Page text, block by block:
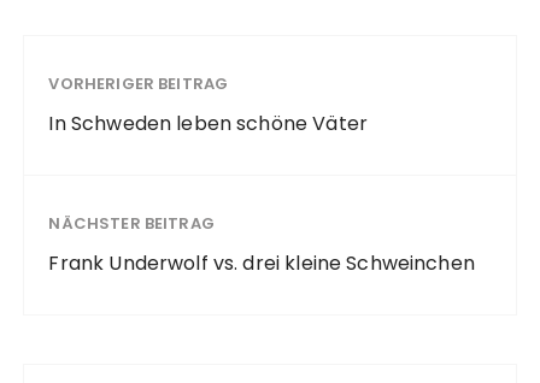
VORHERIGER BEITRAG
In Schweden leben schöne Väter
NÄCHSTER BEITRAG
Frank Underwolf vs. drei kleine Schweinchen